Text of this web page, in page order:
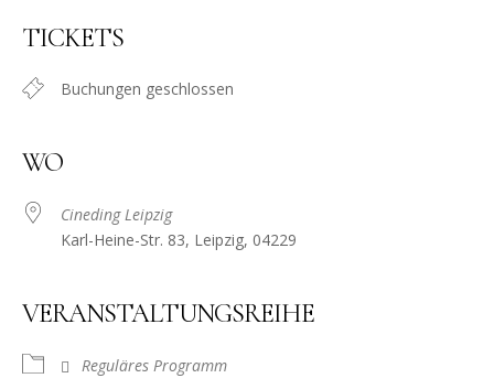
TICKETS
Buchungen geschlossen
WO
Cineding Leipzig
Karl-Heine-Str. 83, Leipzig, 04229
VERANSTALTUNGSREIHE
Reguläres Programm